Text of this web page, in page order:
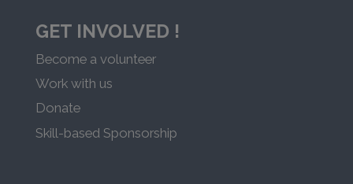
GET INVOLVED !
Become a volunteer
Work with us
Donate
Skill-based Sponsorship